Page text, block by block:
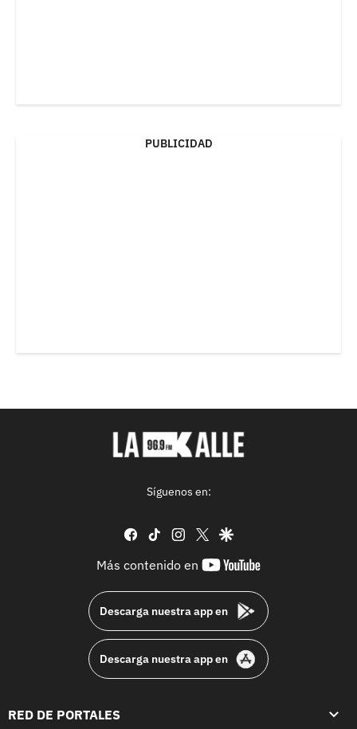
PUBLICIDAD
Síguenos en:
facebook
tiktok instagram
twittergoogle
Más contenido en
youtube-
Descarga nuestra app en
Descarga nuestra app en
RED DE PORTALES